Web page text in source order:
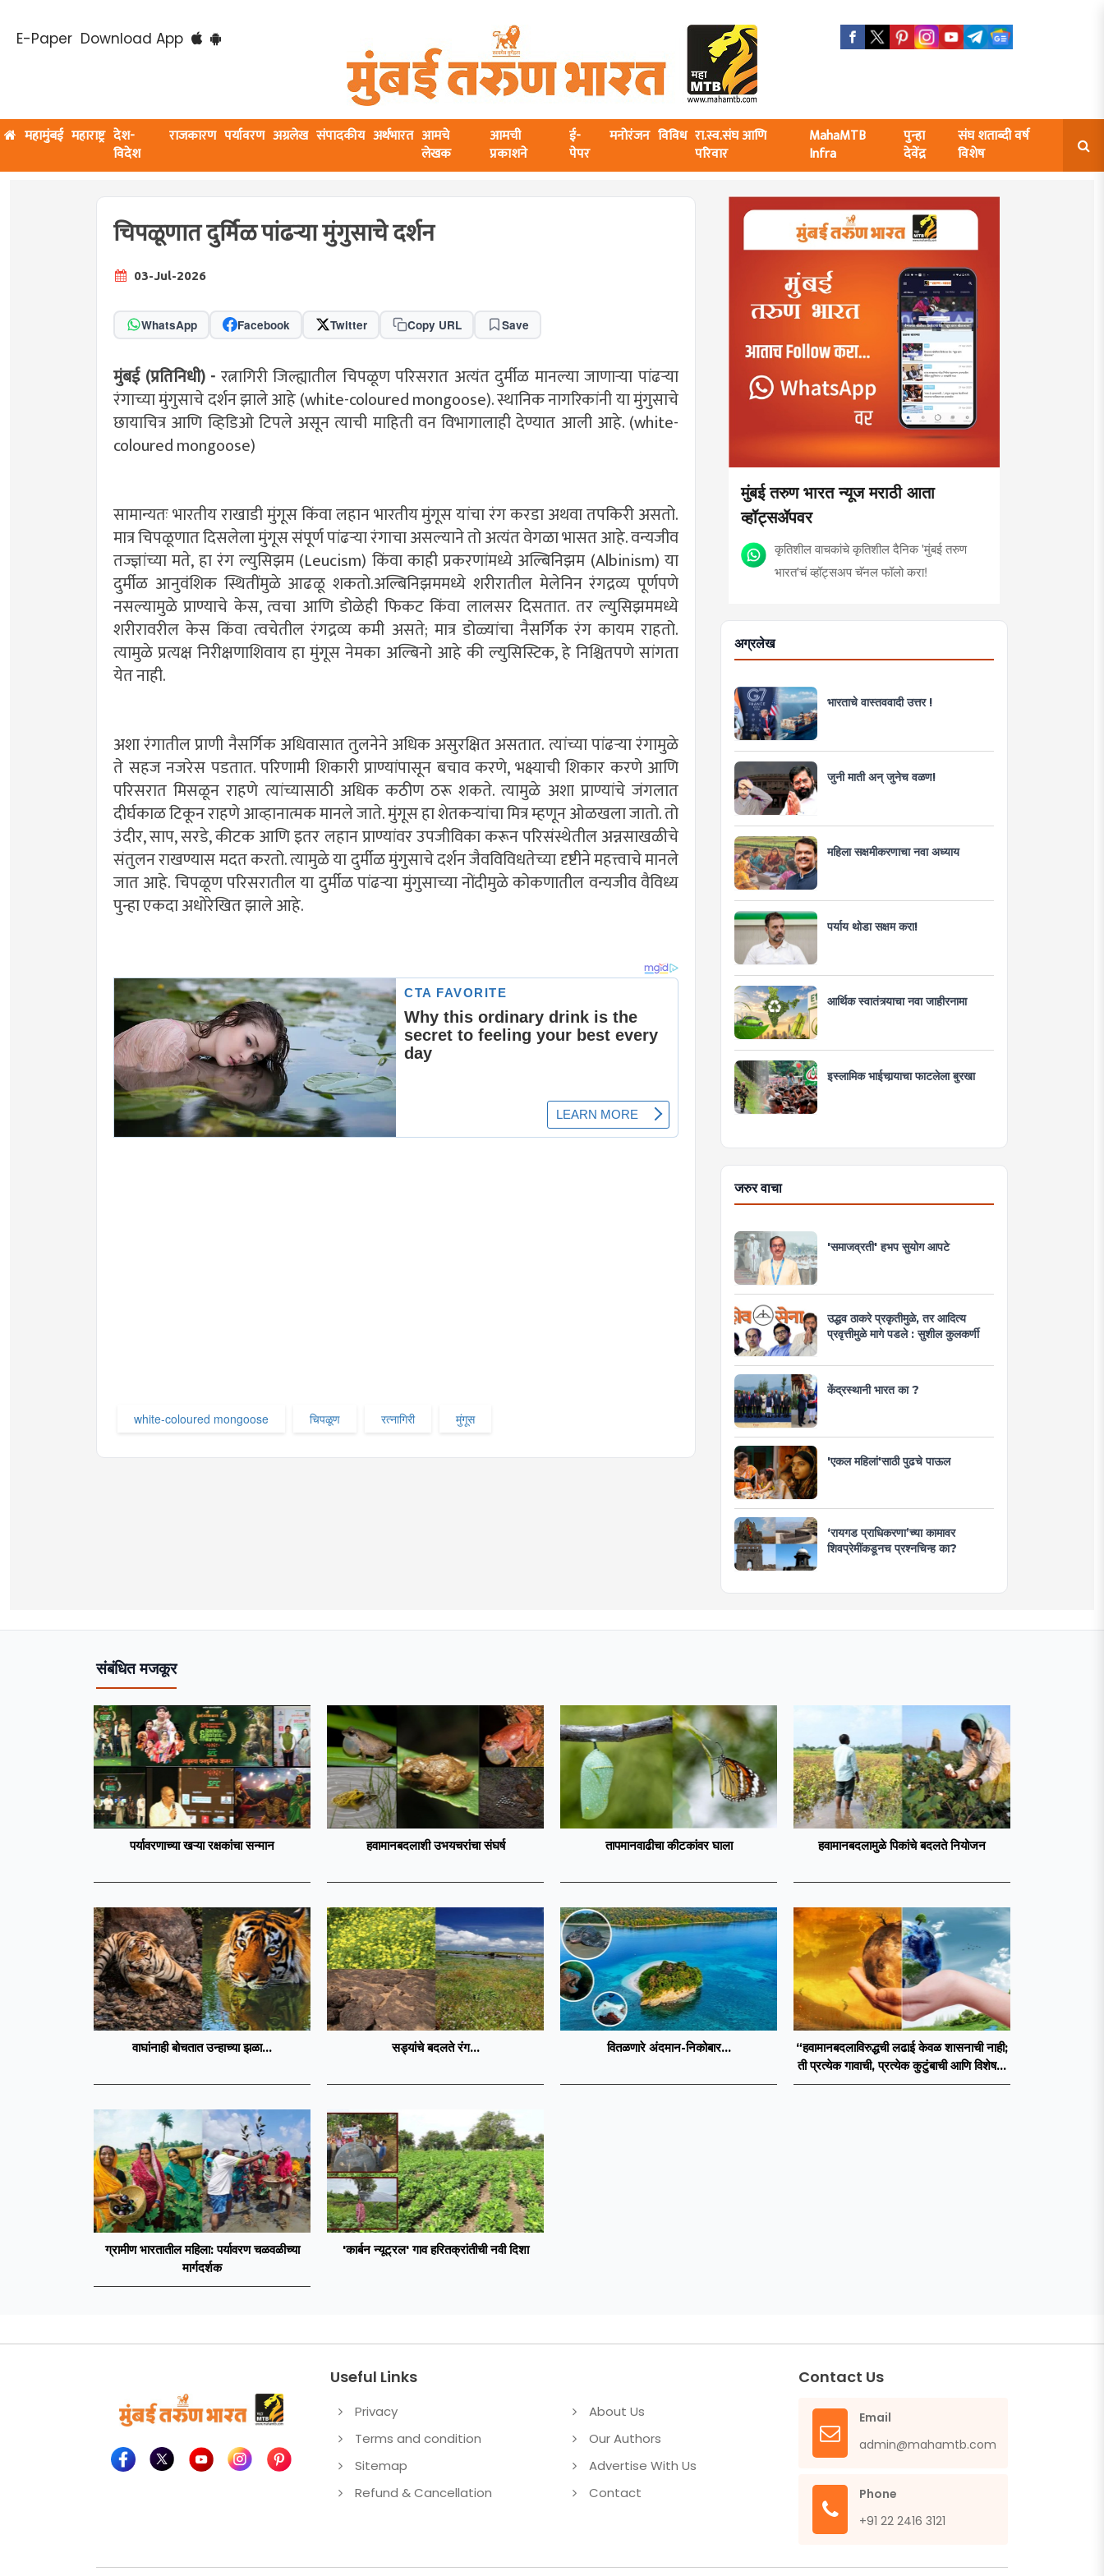
E-Paper Download App
महामुंबई महाराष्ट्र देश-
विदेश
राजकारण पर्यावरण अग्रलेख संपादकीय अर्थभारत आमचे
लेखक
आमची
प्रकाशने
ई-
पेपर
मनोरंजन विविध रा.स्व.संघ आणि
परिवार
MahaMTB
Infra
पुन्हा
देवेंद्र
संघ शताब्दी वर्ष
विशेष
चिपळूणात दुर्मिळ पांढऱ्या मुंगुसाचे दर्शन
03-Jul-2026
WhatsApp Facebook Twitter Copy URL Save
मुंबई (प्रतिनिधी) - रत्नागिरी जिल्ह्यातील चिपळूण परिसरात अत्यंत दुर्मीळ मानल्या जाणाऱ्या पांढऱ्या
रंगाच्या मुंगुसाचे दर्शन झाले आहे (white-coloured mongoose). स्थानिक नागरिकांनी या मुंगुसाचे
छायाचित्र आणि व्हिडिओ टिपले असून त्याची माहिती वन विभागालाही देण्यात आली आहे. (white-
coloured mongoose)
सामान्यतः भारतीय राखाडी मुंगूस किंवा लहान भारतीय मुंगूस यांचा रंग करडा अथवा तपकिरी असतो.
मात्र चिपळूणात दिसलेला मुंगूस संपूर्ण पांढऱ्या रंगाचा असल्याने तो अत्यंत वेगळा भासत आहे. वन्यजीव
तज्ज्ञांच्या मते, हा रंग ल्युसिझम (Leucism) किंवा काही प्रकरणांमध्ये अल्बिनिझम (Albinism) या
दुर्मीळ आनुवंशिक स्थितींमुळे आढळू शकतो.अल्बिनिझममध्ये शरीरातील मेलेनिन रंगद्रव्य पूर्णपणे
नसल्यामुळे प्राण्याचे केस, त्वचा आणि डोळेही फिकट किंवा लालसर दिसतात. तर ल्युसिझममध्ये
शरीरावरील केस किंवा त्वचेतील रंगद्रव्य कमी असते; मात्र डोळ्यांचा नैसर्गिक रंग कायम राहतो.
त्यामुळे प्रत्यक्ष निरीक्षणाशिवाय हा मुंगूस नेमका अल्बिनो आहे की ल्युसिस्टिक, हे निश्चितपणे सांगता
येत नाही.
अशा रंगातील प्राणी नैसर्गिक अधिवासात तुलनेने अधिक असुरक्षित असतात. त्यांच्या पांढऱ्या रंगामुळे
ते सहज नजरेस पडतात. परिणामी शिकारी प्राण्यांपासून बचाव करणे, भक्ष्याची शिकार करणे आणि
परिसरात मिसळून राहणे त्यांच्यासाठी अधिक कठीण ठरू शकते. त्यामुळे अशा प्राण्यांचे जंगलात
दीर्घकाळ टिकून राहणे आव्हानात्मक मानले जाते. मुंगूस हा शेतकऱ्यांचा मित्र म्हणून ओळखला जातो. तो
उंदीर, साप, सरडे, कीटक आणि इतर लहान प्राण्यांवर उपजीविका करून परिसंस्थेतील अन्नसाखळीचे
संतुलन राखण्यास मदत करतो. त्यामुळे या दुर्मीळ मुंगुसाचे दर्शन जैवविविधतेच्या दृष्टीने महत्त्वाचे मानले
जात आहे. चिपळूण परिसरातील या दुर्मीळ पांढऱ्या मुंगुसाच्या नोंदीमुळे कोकणातील वन्यजीव वैविध्य
पुन्हा एकदा अधोरेखित झाले आहे.
white-coloured mongoose चिपळूण रत्नागिरी मुंगूस
मुंबई तरुण भारत न्यूज मराठी आता
व्हॉट्सॲपवर
कृतिशील वाचकांचे कृतिशील दैनिक 'मुंबई तरुण
भारत'चं व्हॉट्सअप चॅनल फॉलो करा!
अग्रलेख
भारताचे वास्तववादी उत्तर !
जुनी माती अन् जुनेच वळण!
महिला सक्षमीकरणाचा नवा अध्याय
पर्याय थोडा सक्षम करा!
आर्थिक स्वातंत्र्याचा नवा जाहीरनामा
इस्लामिक भाईचार्‍याचा फाटलेला बुरखा
जरुर वाचा
'समाजव्रती' हभप सुयोग आपटे
उद्धव ठाकरे प्रकृतीमुळे, तर आदित्य
प्रवृत्तीमुळे मागे पडले : सुशील कुलकर्णी
केंद्रस्थानी भारत का ?
'एकल महिलां'साठी पुढचे पाऊल
‘रायगड प्राधिकरणा’च्या कामावर
शिवप्रेमींकडूनच प्रश्नचिन्ह का?
संबंधित मजकूर
पर्यावरणाच्या खऱ्या रक्षकांचा सन्मान हवामानबदलाशी उभयचरांचा संघर्ष तापमानवाढीचा कीटकांवर घाला हवामानबदलामुळे पिकांचे बदलते नियोजन
वाघांनाही बोचतात उन्हाच्या झळा... सड्यांचे बदलते रंग... वितळणारे अंदमान-निकोबार...
“हवामानबदलाविरुद्धची लढाई केवळ शासनाची नाही;
ती प्रत्येक गावाची, प्रत्येक कुटुंबाची आणि विशेषतः
प्रत्येक युवकाची जबाबदारी आहे.
ग्रामीण भारतातील महिला: पर्यावरण चळवळीच्या
मार्गदर्शक
'कार्बन न्यूट्रल' गाव हरितक्रांतीची नवी दिशा
Useful Links
Privacy
Terms and condition
Sitemap
Refund & Cancellation
About Us
Our Authors
Advertise With Us
Contact
Contact Us
Email
admin@mahamtb.com
Phone
+91 22 2416 3121